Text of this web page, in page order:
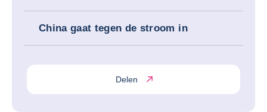
China gaat tegen de stroom in
Delen